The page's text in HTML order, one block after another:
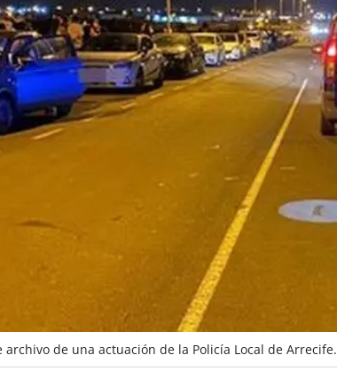
archivo de una actuación de la Policía Local de Arrecife.